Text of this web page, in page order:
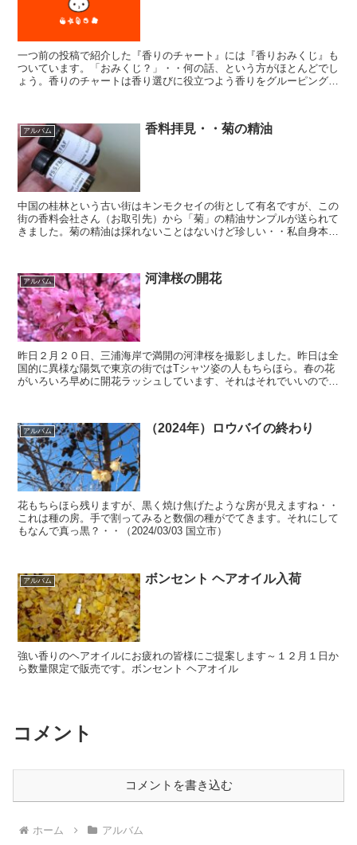
一つ前の投稿で紹介した『香りのチャート』には『香りおみくじ』も
ついています。「おみくじ？」・・何の話、という方がほとんどでし
ょう。香りのチャートは香り選びに役立つよう香りをグルーピングし
アルバム 香料拝見・・菊の精油
中国の桂林という古い街はキンモクセイの街として有名ですが、この
街の香料会社さん（お取引先）から「菊」の精油サンプルが送られて
きました。菊の精油は採れないことはないけど珍しい・・私自身本物
アルバム 河津桜の開花
昨日２月２０日、三浦海岸で満開の河津桜を撮影しました。昨日は全
国的に異様な陽気で東京の街ではTシャツ姿の人もちらほら。春の花
がいろいろ早めに開花ラッシュしています、それはそれでいいのです
アルバム （2024年）ロウバイの終わり
花もちらほら残りますが、黒く焼け焦げたような房が見えますね・・
これは種の房。手で割ってみると数個の種がでてきます。それにして
もなんで真っ黒？・・（2024/03/03 国立市）
アルバム ボンセント ヘアオイル入荷
強い香りのヘアオイルにお疲れの皆様にご提案します～１２月１日か
ら数量限定で販売です。ボンセント ヘアオイル
コメント
コメントを書き込む
ホーム アルバム